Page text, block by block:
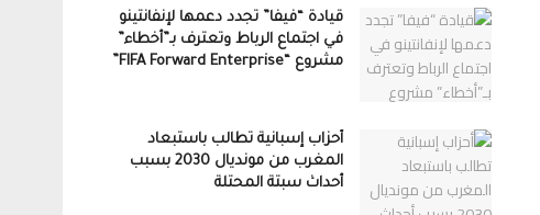
قيادة “فيفا” تجدد دعمها لإنفانتينو
في اجتماع الرباط وتعترف بـ”أخطاء”
مشروع “FIFA Forward Enterprise”
أحزاب إسبانية تطالب باستبعاد
المغرب من مونديال 2030 بسبب
أحداث سبتة المحتلة